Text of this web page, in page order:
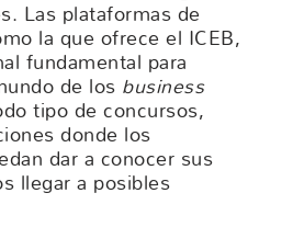
Las plataformas de
la que ofrece el ICEB,
fundamental para
de los business
tipo de concursos,
donde los
dar a conocer sus
llegar a posibles